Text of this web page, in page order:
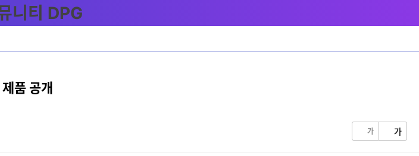
품 공개
가 가